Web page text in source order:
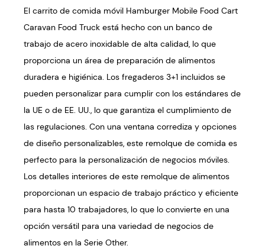
El carrito de comida móvil Hamburger Mobile Food Cart
Caravan Food Truck está hecho con un banco de
trabajo de acero inoxidable de alta calidad, lo que
proporciona un área de preparación de alimentos
duradera e higiénica. Los fregaderos 3+1 incluidos se
pueden personalizar para cumplir con los estándares de
la UE o de EE. UU., lo que garantiza el cumplimiento de
las regulaciones. Con una ventana corrediza y opciones
de diseño personalizables, este remolque de comida es
perfecto para la personalización de negocios móviles.
Los detalles interiores de este remolque de alimentos
proporcionan un espacio de trabajo práctico y eficiente
para hasta 10 trabajadores, lo que lo convierte en una
opción versátil para una variedad de negocios de
alimentos en la Serie Other.